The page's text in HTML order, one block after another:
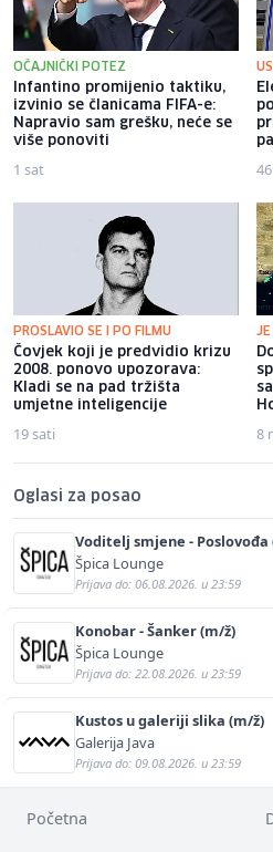
OČAJNIČKI POTEZ
Infantino promijenio taktiku,
izvinio se članicama FIFA-e:
Napravio sam grešku, neće se
više ponoviti
1 sat
PROSLAVIO SE I PO FILMU
Čovjek koji je predvidio krizu
2008. ponovo upozorava:
Kladi se na pad tržišta
umjetne inteligencije
19 sati
JE
8
Oglasi za posao
Voditelj smjene - Poslovođa
Špica Lounge
Prijava do: 06.08.2026. u 23:59
Konobar - Šanker (m/ž)
Špica Lounge
Prijava do: 22.08.2026. u 23:59
Kustos u galeriji slika (m/ž)
Galerija Java
Prijava do: 09.08.2026. u 23:59
Početna